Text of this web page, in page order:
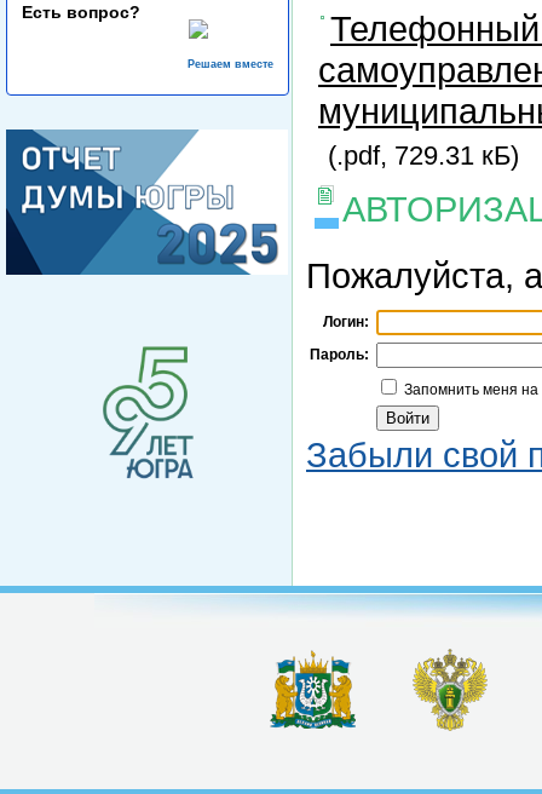
Есть вопрос?
Решаем вместе
Телефонный
(.pdf, 729.31 кБ)
Пожалуйста,
Логин:
Пароль:
Запомнить меня
Забыли свой